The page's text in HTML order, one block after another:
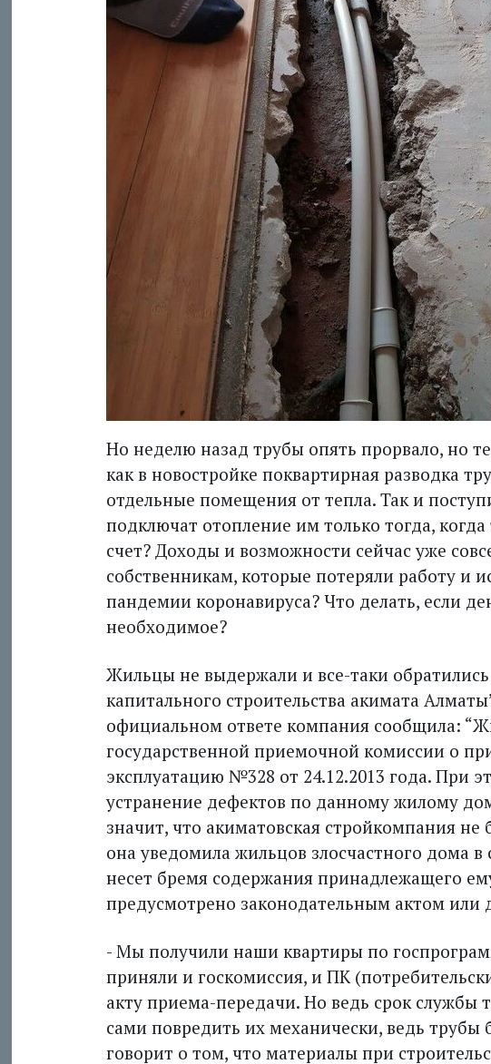
Но неделю назад трубы опять прорвало, но
как в новостройке поквартирная разводка
отдельные помещения от тепла. Так и
подключат отопление им только тогда,
счет? Доходы и возможности сейчас уже
собственникам, которые потеряли работу и
пандемии коронавируса? Что делать, если
необходимое?
Жильцы не выдержали и все-таки
капитального строительства акимата
официальном ответе компания сообщила:
государственной приемочной комиссии о
эксплуатацию №328 от 24.12.2013 года. При
устранение дефектов по данному жилому
значит, что акиматовская стройкомпания не
она уведомила жильцов злосчастного дома
несет бремя содержания принадлежащего
предусмотрено законодательным актом или
- Мы получили наши квартиры по
приняли и госкомиссия, и ПК
акту приема-передачи. Но ведь срок службы
сами повредить их механически, ведь трубы
говорит о том, что материалы при